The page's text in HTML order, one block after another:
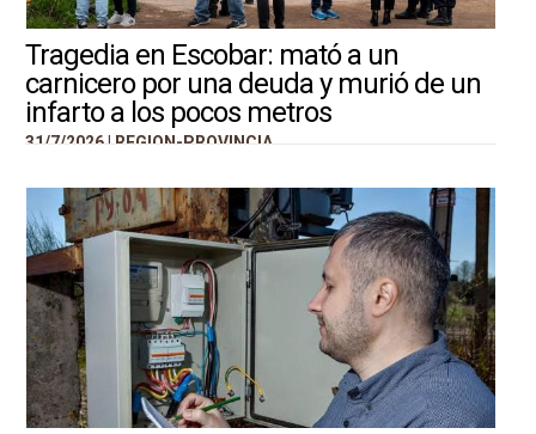
Tragedia en Escobar: mató a un
carnicero por una deuda y murió de un
infarto a los pocos metros
31/7/2026 | REGION-PROVINCIA